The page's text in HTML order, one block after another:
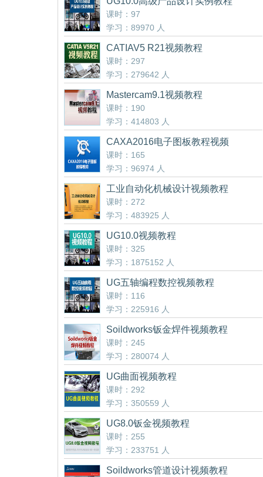
课时：97
学习：89970 人
CATIAV5 R21视频教程
课时：297
学习：279642 人
Mastercam9.1视频教程
课时：190
学习：414803 人
CAXA2016电子图板教程视频
课时：165
学习：96974 人
工业自动化机械设计视频教程
课时：272
学习：483925 人
UG10.0视频教程
课时：325
学习：1875152 人
UG五轴编程数控视频教程
课时：116
学习：225916 人
Soildworks钣金焊件视频教程
课时：245
学习：280074 人
UG曲面视频教程
课时：292
学习：350559 人
UG8.0钣金视频教程
课时：255
学习：233751 人
Soildworks管道设计视频教程